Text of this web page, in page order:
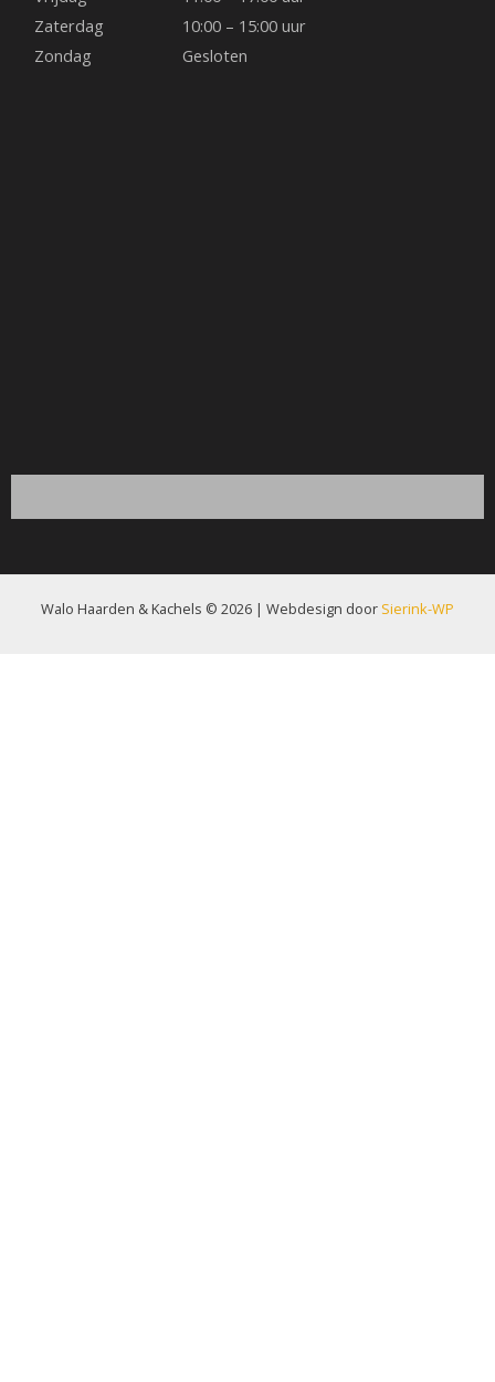
k
Zaterdag
10:00 – 15:00 uur
Zondag
Gesloten
Walo Haarden & Kachels © 2026 | Webdesign door Sierink-WP